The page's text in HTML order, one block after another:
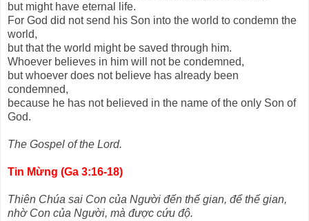
but might have eternal life.
For God did not send his Son into the world to condemn the
world,
but that the world might be saved through him.
Whoever believes in him will not be condemned,
but whoever does not believe has already been
condemned,
because he has not believed in the name of the only Son of
God.
The Gospel of the Lord.
Tin Mừng (Ga 3:16-18)
Thiên Chúa sai Con của Người đến thế gian, để thế gian,
nhờ Con của Người, mà được cứu độ.